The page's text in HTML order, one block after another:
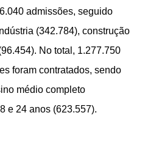
admissões, seguido
(342.784), construção
No total, 1.277.750
foram contratados, sendo
médio completo
e 24 anos (623.557).